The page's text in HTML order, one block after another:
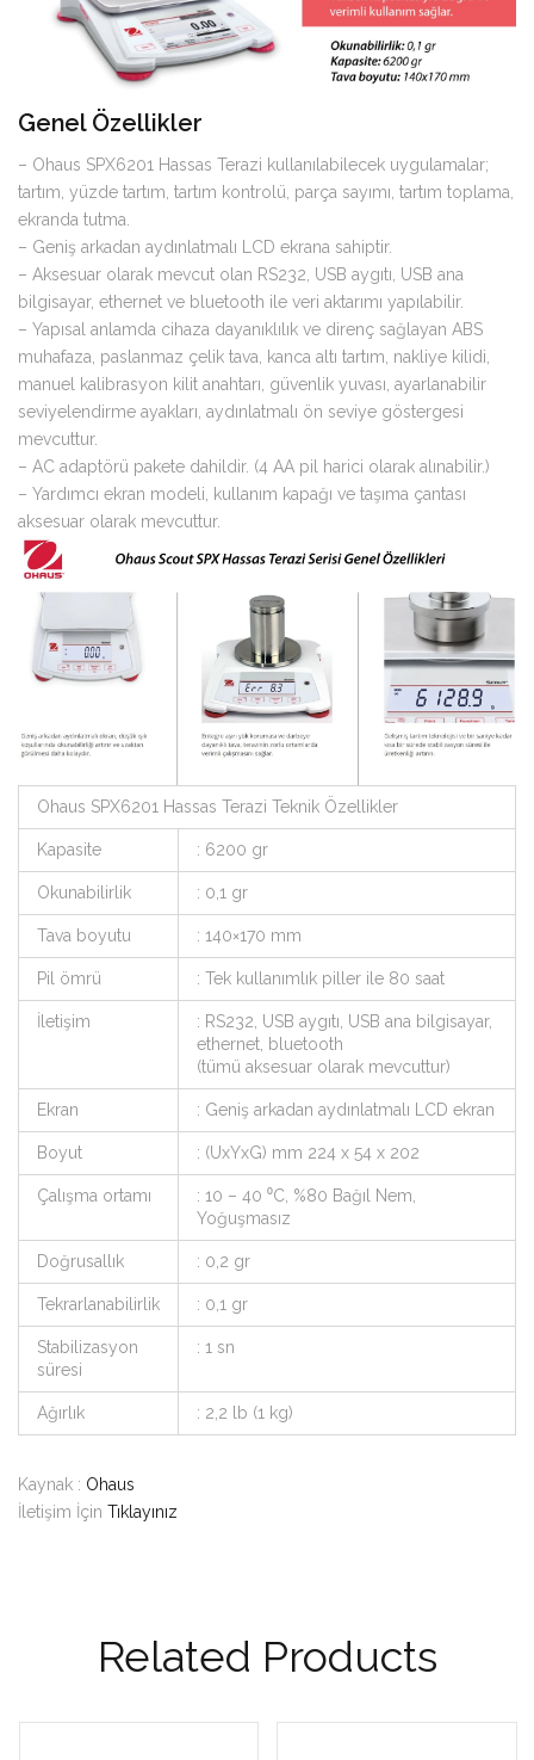
Genel Özellikler
– Ohaus SPX6201 Hassas Terazi kullanılabilecek uygulamalar;
tartım, yüzde tartım, tartım kontrolü, parça sayımı, tartım toplama,
ekranda tutma.
– Geniş arkadan aydınlatmalı LCD ekrana sahiptir.
– Aksesuar olarak mevcut olan RS232, USB aygıtı, USB ana
bilgisayar, ethernet ve bluetooth ile veri aktarımı yapılabilir.
– Yapısal anlamda cihaza dayanıklılık ve direnç sağlayan ABS
muhafaza, paslanmaz çelik tava, kanca altı tartım, nakliye kilidi,
manuel kalibrasyon kilit anahtarı, güvenlik yuvası, ayarlanabilir
seviyelendirme ayakları, aydınlatmalı ön seviye göstergesi
mevcuttur.
– AC adaptörü pakete dahildir. (4 AA pil harici olarak alınabilir.)
– Yardımcı ekran modeli, kullanım kapağı ve taşıma çantası
aksesuar olarak mevcuttur.
Ohaus SPX6201 Hassas Terazi Teknik Özellikler
Kapasite : 6200 gr
Okunabilirlik : 0,1 gr
Tava boyutu : 140×170 mm
Pil ömrü : Tek kullanımlık piller ile 80 saat
İletişim
: RS232, USB aygıtı, USB ana bilgisayar,
ethernet, bluetooth
(tümü aksesuar olarak mevcuttur)
Ekran : Geniş arkadan aydınlatmalı LCD ekran
Boyut : (UxYxG) mm 224 x 54 x 202
Çalışma ortamı
: 10 – 40 ⁰C, %80 Bağıl Nem,
Yoğuşmasız
Doğrusallık : 0,2 gr
Tekrarlanabilirlik : 0,1 gr
Stabilizasyon
süresi
: 1 sn
Ağırlık : 2,2 lb (1 kg)
Kaynak : Ohaus
İletişim İçin Tıklayınız
Related Products